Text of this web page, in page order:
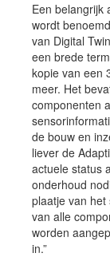
Een belangrijk
wordt
van Digital
een brede
kopie van een
meer. Het
componenten
de bouw en
liever de
actuele status
onderhoud
plaatje van
van alle
worden
in.”